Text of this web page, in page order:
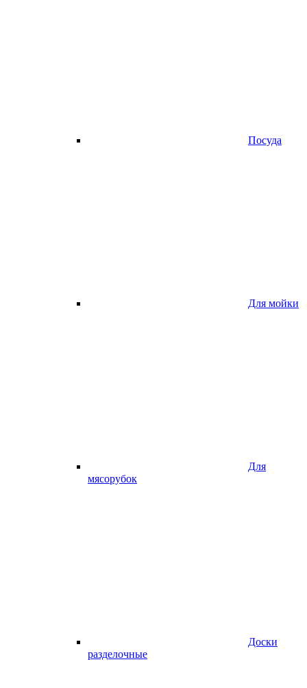
Посуда
Для мойки
Для
мясорубок
Доски
разделочные